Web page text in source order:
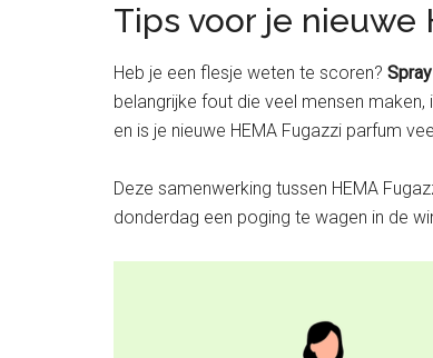
Tips voor je nieuwe
Heb je een flesje weten te scoren?
belangrijke fout die veel mensen
en is je nieuwe HEMA Fugazzi parfum
Deze samenwerking tussen HEMA
donderdag een poging te wagen in de